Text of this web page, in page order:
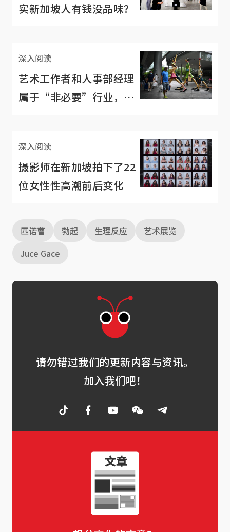
实新加坡人有钱没品味？
深入阅读
艺术工作者和人事部经理
属于“非必要”行业，你
深入阅读
摄影师在新加坡拍下了22
位女性性高潮前后变化
匹诺曹 勃起 生理反应
艺术展览
Juce Gace
请勿错过我们的更新内容与资讯。
加入我们吧！